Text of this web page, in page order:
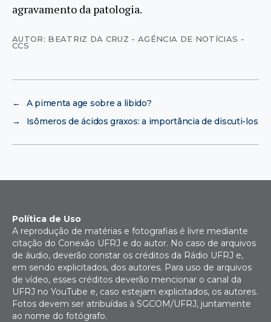
agravamento da patologia.
AUTOR: BEATRIZ DA CRUZ - AGÊNCIA DE NOTÍCIAS -
CCS
←
A pimenta age sobre a libido?
→
Isômeros de ácidos graxos: a importância de discuti-los
Política de Uso
A reprodução de matérias e fotografias é livre mediante
citação do Conexão UFRJ e do autor. No caso de arquivos
de áudio, deverão constar os créditos da Rádio UFRJ e,
em sendo explicitados, dos autores. Para uso de arquivos
de vídeo, esses créditos deverão mencionar o canal da
UFRJ no YouTube e, caso estejam explicitados, os autores.
Fotos devem ser atribuídas à SGCOM/UFRJ, juntamente
ao nome do fotógrafo.